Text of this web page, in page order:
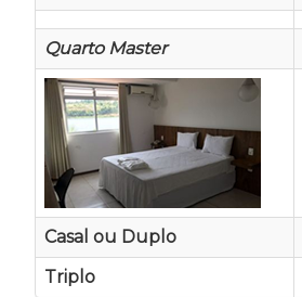
Quarto Master
Casal ou Duplo
Triplo